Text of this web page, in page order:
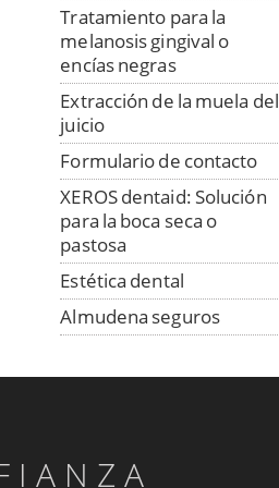
Tratamiento para la
melanosis gingival o
encías negras
Extracción de la muela del
juicio
Formulario de contacto
XEROS dentaid: Solución
para la boca seca o
pastosa
Estética dental
Almudena seguros